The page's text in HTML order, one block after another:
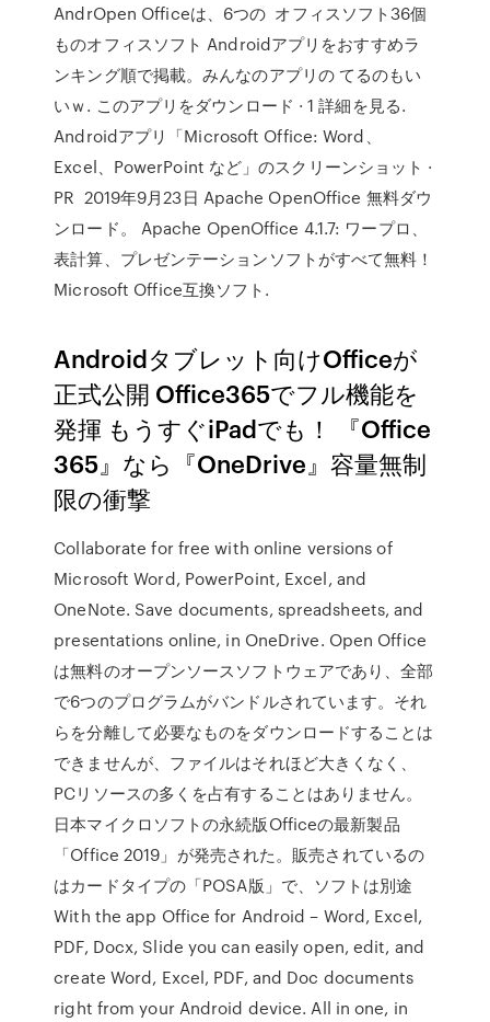
AndrOpen Officeは、6つの オフィスソフト36個
ものオフィスソフト Androidアプリをおすすめラ
ンキング順で掲載。みんなのアプリの てるのもい
いｗ. このアプリをダウンロード · 1 詳細を見る.
Androidアプリ「Microsoft Office: Word、
Excel、PowerPoint など」のスクリーンショット ·
PR 2019年9月23日 Apache OpenOffice 無料ダウ
ンロード。 Apache OpenOffice 4.1.7: ワープロ、
表計算、プレゼンテーションソフトがすべて無料！
Microsoft Office互換ソフト.
Androidタブレット向けOfficeが
正式公開 Office365でフル機能を
発揮 もうすぐiPadでも！ 『Office
365』なら『OneDrive』容量無制
限の衝撃
Collaborate for free with online versions of
Microsoft Word, PowerPoint, Excel, and
OneNote. Save documents, spreadsheets, and
presentations online, in OneDrive. Open Office
は無料のオープンソースソフトウェアであり、全部
で6つのプログラムがバンドルされています。それ
らを分離して必要なものをダウンロードすることは
できませんが、ファイルはそれほど大きくなく、
PCリソースの多くを占有することはありません。
日本マイクロソフトの永続版Officeの最新製品
「Office 2019」が発売された。販売されているの
はカードタイプの「POSA版」で、ソフトは別途
With the app Office for Android – Word, Excel,
PDF, Docx, Slide you can easily open, edit, and
create Word, Excel, PDF, and Doc documents
right from your Android device. All in one, in